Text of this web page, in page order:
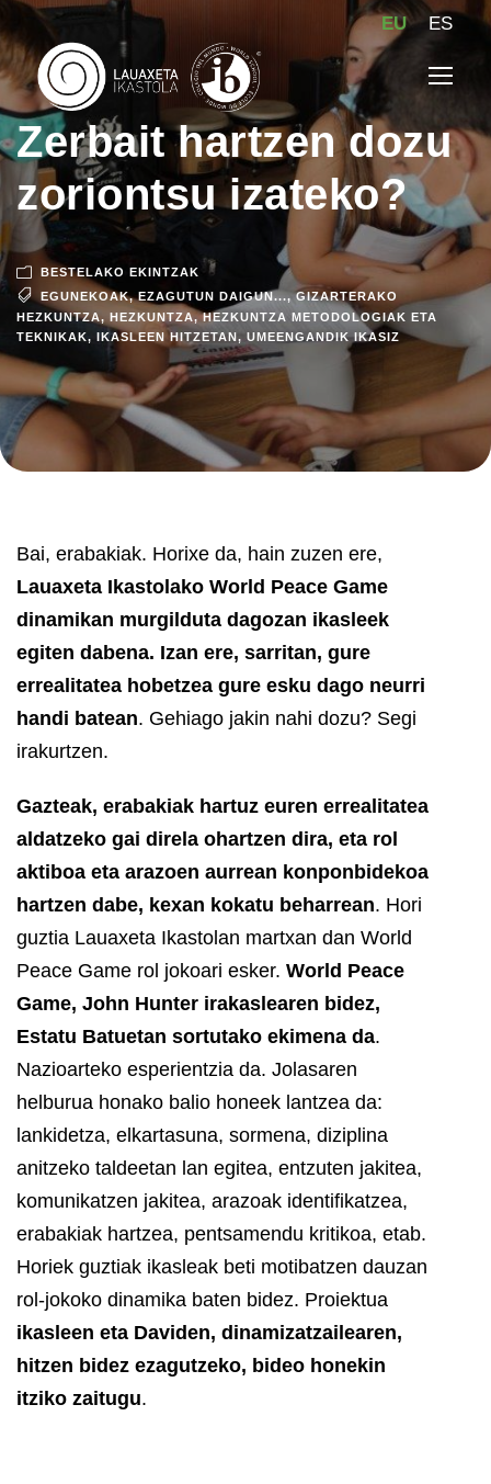
EU ES
Zerbait hartzen dozu
zoriontsu izateko?
BESTELAKO EKINTZAK
EGUNEKOAK, EZAGUTUN DAIGUN..., GIZARTERAKO
HEZKUNTZA, HEZKUNTZA, HEZKUNTZA METODOLOGIAK ETA
TEKNIKAK, IKASLEEN HITZETAN, UMEENGANDIK IKASIZ
Bai, erabakiak. Horixe da, hain zuzen ere,
Lauaxeta Ikastolako World Peace Game
dinamikan murgilduta dagozan ikasleek
egiten dabena. Izan ere, sarritan, gure
errealitatea hobetzea gure esku dago neurri
handi batean. Gehiago jakin nahi dozu? Segi
irakurtzen.
Gazteak, erabakiak hartuz euren errealitatea
aldatzeko gai direla ohartzen dira, eta rol
aktiboa eta arazoen aurrean konponbidekoa
hartzen dabe, kexan kokatu beharrean. Hori
guztia Lauaxeta Ikastolan martxan dan World
Peace Game rol jokoari esker. World Peace
Game, John Hunter irakaslearen bidez,
Estatu Batuetan sortutako ekimena da.
Nazioarteko esperientzia da. Jolasaren
helburua honako balio honeek lantzea da:
lankidetza, elkartasuna, sormena, diziplina
anitzeko taldeetan lan egitea, entzuten jakitea,
komunikatzen jakitea, arazoak identifikatzea,
erabakiak hartzea, pentsamendu kritikoa, etab.
Horiek guztiak ikasleak beti motibatzen dauzan
rol-jokoko dinamika baten bidez. Proiektua
ikasleen eta Daviden, dinamizatzailearen,
hitzen bidez ezagutzeko, bideo honekin
itziko zaitugu.